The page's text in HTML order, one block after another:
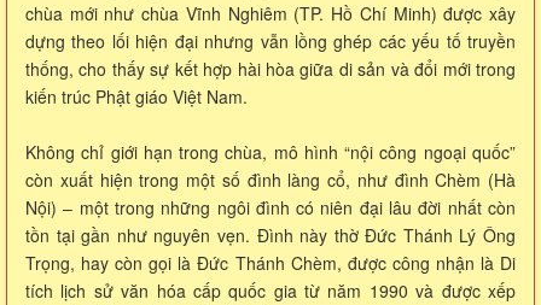
chùa mới như chùa Vĩnh Nghiêm (TP. Hồ Chí Minh) được xây
dựng theo lối hiện đại nhưng vẫn lồng ghép các yếu tố truyền
thống, cho thấy sự kết hợp hài hòa giữa di sản và đổi mới trong
kiến trúc Phật giáo Việt Nam.
Không chỉ giới hạn trong chùa, mô hình “nội công ngoại quốc”
còn xuất hiện trong một số đình làng cổ, như đình Chèm (Hà
Nội) – một trong những ngôi đình có niên đại lâu đời nhất còn
tồn tại gần như nguyên vẹn. Đình này thờ Đức Thánh Lý Ông
Trọng, hay còn gọi là Đức Thánh Chèm, được công nhận là Di
tích lịch sử văn hóa cấp quốc gia từ năm 1990 và được xếp